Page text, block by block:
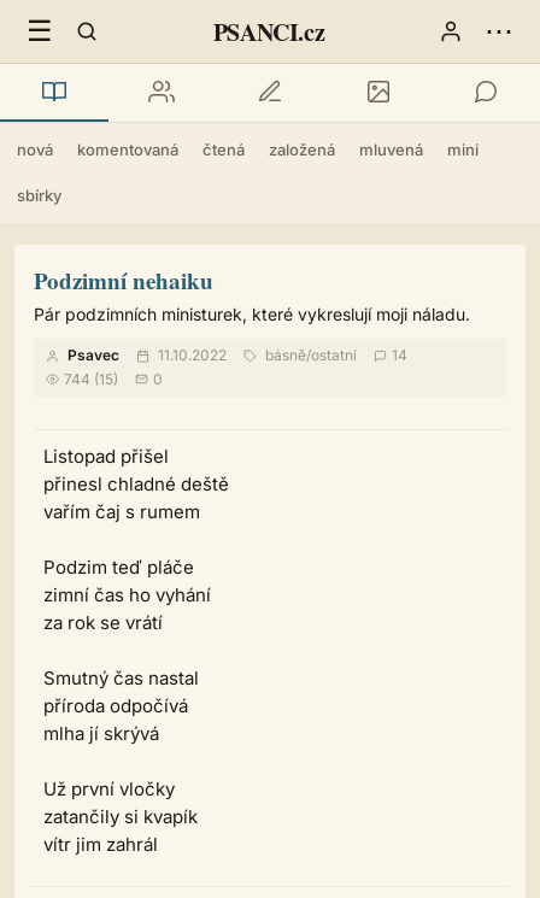
☰ PSANCI.cz ⋯
nová komentovaná čtená založená mluvená mini
sbírky
Podzimní nehaiku
Pár podzimních ministurek, které vykreslují moji náladu.
Psavec 11.10.2022 básně/ostatní
14
744 (15)
0
Listopad přišel
přinesl chladné deště
vařím čaj s rumem
Podzim teď pláče
zimní čas ho vyhání
za rok se vrátí
Smutný čas nastal
příroda odpočívá
mlha jí skrývá
Už první vločky
zatančily si kvapík
vítr jim zahrál